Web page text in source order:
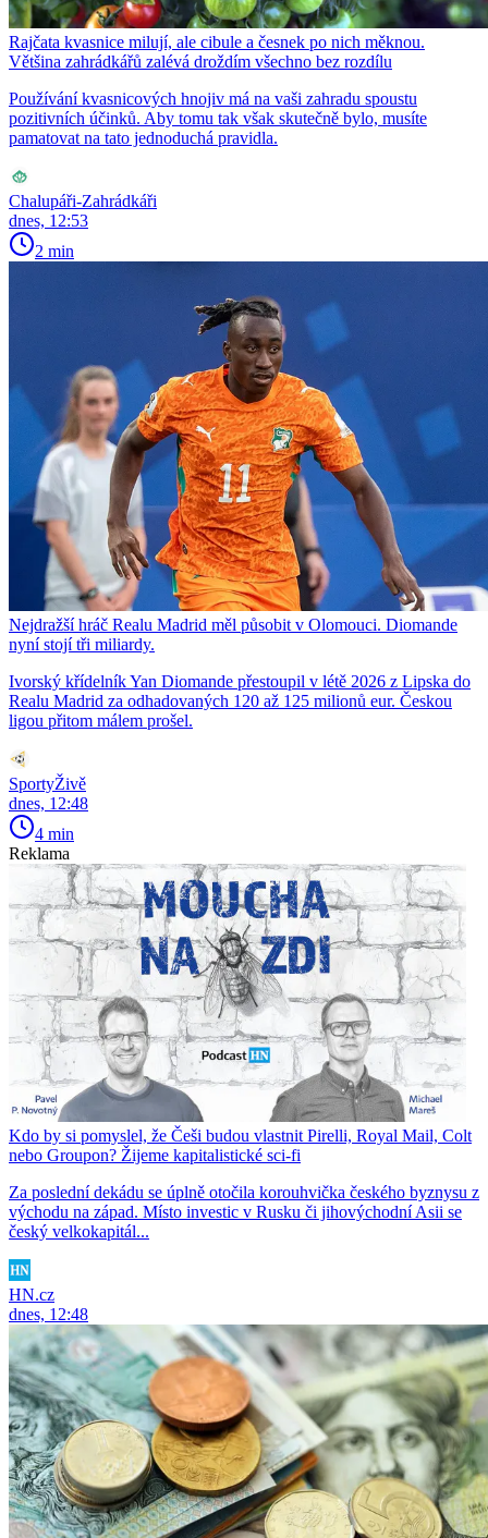
Rajčata kvasnice milují, ale cibule a česnek po nich měknou.
Většina zahrádkářů zalévá droždím všechno bez rozdílu
Používání kvasnicových hnojiv má na vaši zahradu spoustu
pozitivních účinků. Aby tomu tak však skutečně bylo, musíte
pamatovat na tato jednoduchá pravidla.
Chalupáři-Zahrádkáři
dnes, 12:53
2 min
Nejdražší hráč Realu Madrid měl působit v Olomouci. Diomande
nyní stojí tři miliardy.
Ivorský křídelník Yan Diomande přestoupil v létě 2026 z Lipska do
Realu Madrid za odhadovaných 120 až 125 milionů eur. Českou
ligou přitom málem prošel.
SportyŽivě
dnes, 12:48
4 min
Reklama
Kdo by si pomyslel, že Češi budou vlastnit Pirelli, Royal Mail, Colt
nebo Groupon? Žijeme kapitalistické sci-fi
Za poslední dekádu se úplně otočila korouhvička českého byznysu z
východu na západ. Místo investic v Rusku či jihovýchodní Asii se
český velkokapitál...
HN.cz
dnes, 12:48